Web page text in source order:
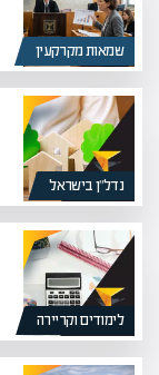
שמאות מקרקעין
נדל”ן בישראל
לימודים וקריירה